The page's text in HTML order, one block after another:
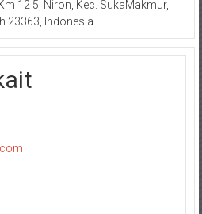
12 5, Niron, Kec. SukaMakmur,
23363, Indonesia